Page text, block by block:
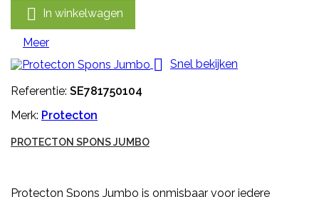
 In winkelwagen
Meer
 Snel bekijken
Referentie: SE781750104
Merk: Protecton
PROTECTON SPONS JUMBO
Protecton Spons Jumbo is onmisbaar voor iedere